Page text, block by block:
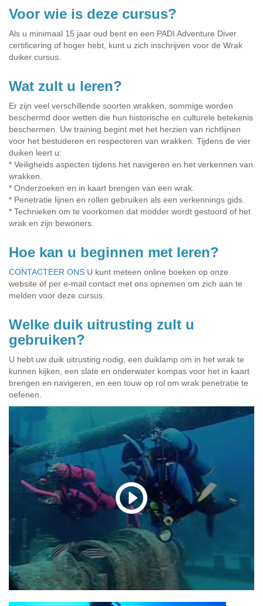
Voor wie is deze cursus?
Als u minimaal 15 jaar oud bent en een PADI Adventure Diver
certificering of hoger hebt, kunt u zich inschrijven voor de Wrak
duiker cursus.
Wat zult u leren?
Er zijn veel verschillende soorten wrakken, sommige worden
beschermd door wetten die hun historische en culturele betekenis
beschermen. Uw training begint met het herzien van richtlijnen
voor het bestuderen en respecteren van wrakken. Tijdens de vier
duiken leert u:
* Veiligheids aspecten tijdens het navigeren en het verkennen van
wrakken.
* Onderzoeken en in kaart brengen van een wrak.
* Penetratie lijnen en rollen gebruiken als een verkennings gids.
* Technieken om te voorkomen dat modder wordt gestoord of het
wrak en zijn bewoners.
Hoe kan u beginnen met leren?
CONTACTEER ONS U kunt meteen online boeken op onze
website of per e-mail contact met ons opnemen om zich aan te
melden voor deze cursus.
Welke duik uitrusting zult u
gebruiken?
U hebt uw duik uitrusting nodig, een duiklamp om in het wrak te
kunnen kijken, een slate en onderwater kompas voor het in kaart
brengen en navigeren, en een touw op rol om wrak penetratie te
oefenen.